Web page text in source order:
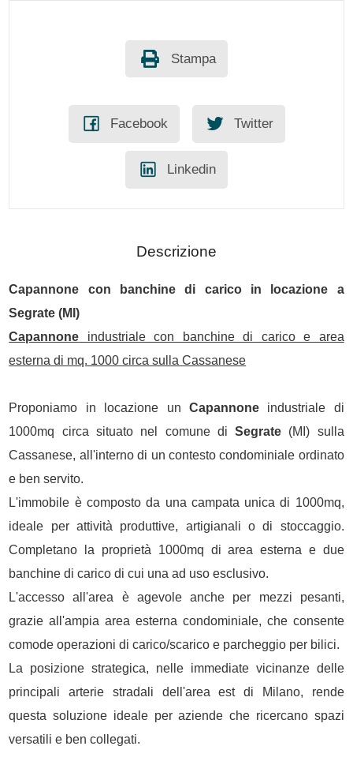
Stampa
Facebook Twitter
Linkedin
Descrizione
Capannone con banchine di carico in locazione a
Segrate (MI)
Capannone industriale con banchine di carico e area
esterna di mq. 1000 circa sulla Cassanese
Proponiamo in locazione un Capannoneindustriale di
1000mq circa situato nel comune diSegrate (MI) sulla
Cassanese, all'interno di un contesto condominiale ordinato
e ben servito.
L'immobile è composto da una campata unica di 1000mq,
ideale per attività produttive, artigianali o di stoccaggio.
Completano la proprietà 1000mq di area esterna e due
banchine di carico di cui una ad uso esclusivo.
L'accesso all'area è agevole anche per mezzi pesanti,
grazie all'ampia area esterna condominiale, che consente
comode operazioni di carico/scarico e parcheggio per bilici.
La posizione strategica, nelle immediate vicinanze delle
principali arterie stradali dell'area est di Milano, rende
questa soluzione ideale per aziende che ricercano spazi
versatili e ben collegati.